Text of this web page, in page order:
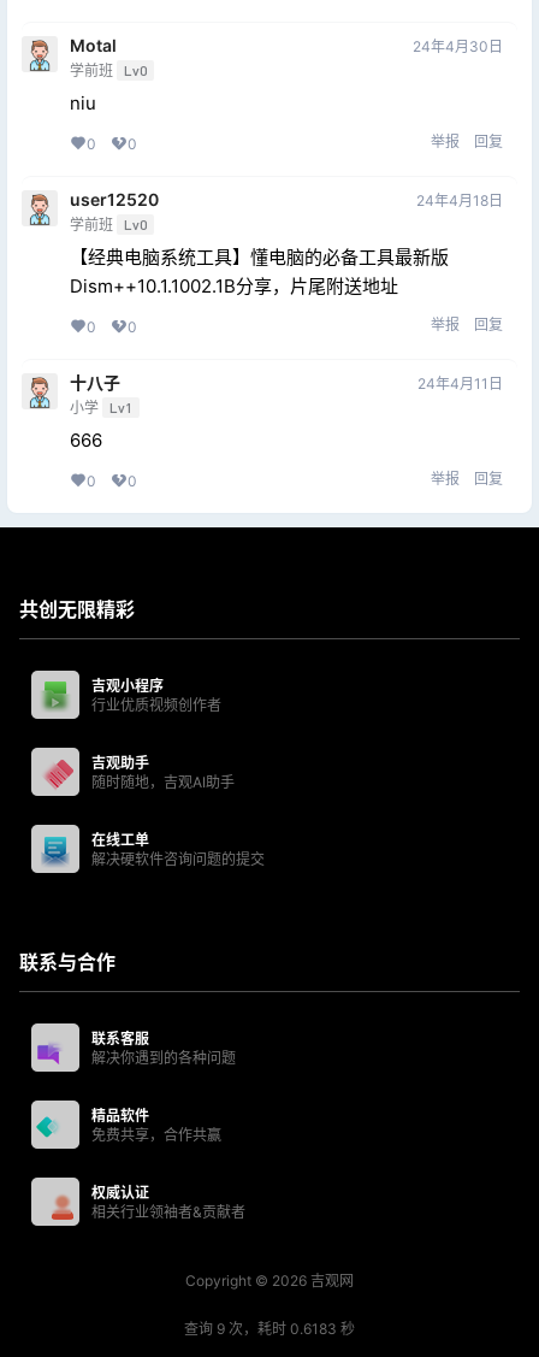
Motal
学前班 Lv0
24年4月30日
niu
0 0 举报 回复
user12520
学前班 Lv0
24年4月18日
【经典电脑系统工具】懂电脑的必备工具最新版
Dism++10.1.1002.1B分享，片尾附送地址
0 0 举报 回复
十八子
小学 Lv1
24年4月11日
666
0 0 举报 回复
共创无限精彩
吉观小程序
行业优质视频创作者
吉观助手
随时随地，吉观AI助手
在线工单
解决硬软件咨询问题的提交
联系与合作
联系客服
解决你遇到的各种问题
精品软件
免费共享，合作共赢
权威认证
相关行业领袖者&贡献者
Copyright © 2026 吉观网
查询 9 次，耗时 0.6183 秒